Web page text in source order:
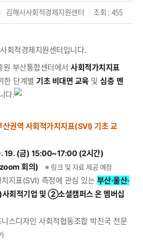
김해시사회적경제지원센터 조회 : 455
회적경제지원센터입니다.
원 부산통합센터에서 사회적가치지표
한 단계별 기초 비대면 교육 및 심층 멘
다.
산권역 사회적가치지표(SVI) 기초 교
19. (금) 15:00~17:00 (2시간)
회의) ※ 링크 및 자료 제공 예정
지표(SVI) 측정에 관심 있는 부산·울산·
회적기업 및 ②소셜캠퍼스 온 멤버십
스디자인 사회적협동조합 박진국 전문